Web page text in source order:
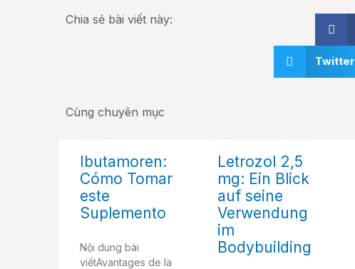
Chia sẻ bài viết này:
Twitter
Cùng chuyên mục
Ibutamoren:
Cómo Tomar
este
Suplemento
Nội dung bài
viếtAvantages de la
Letrozol 2,5
mg: Ein Blick
auf seine
Verwendung
im
Bodybuilding